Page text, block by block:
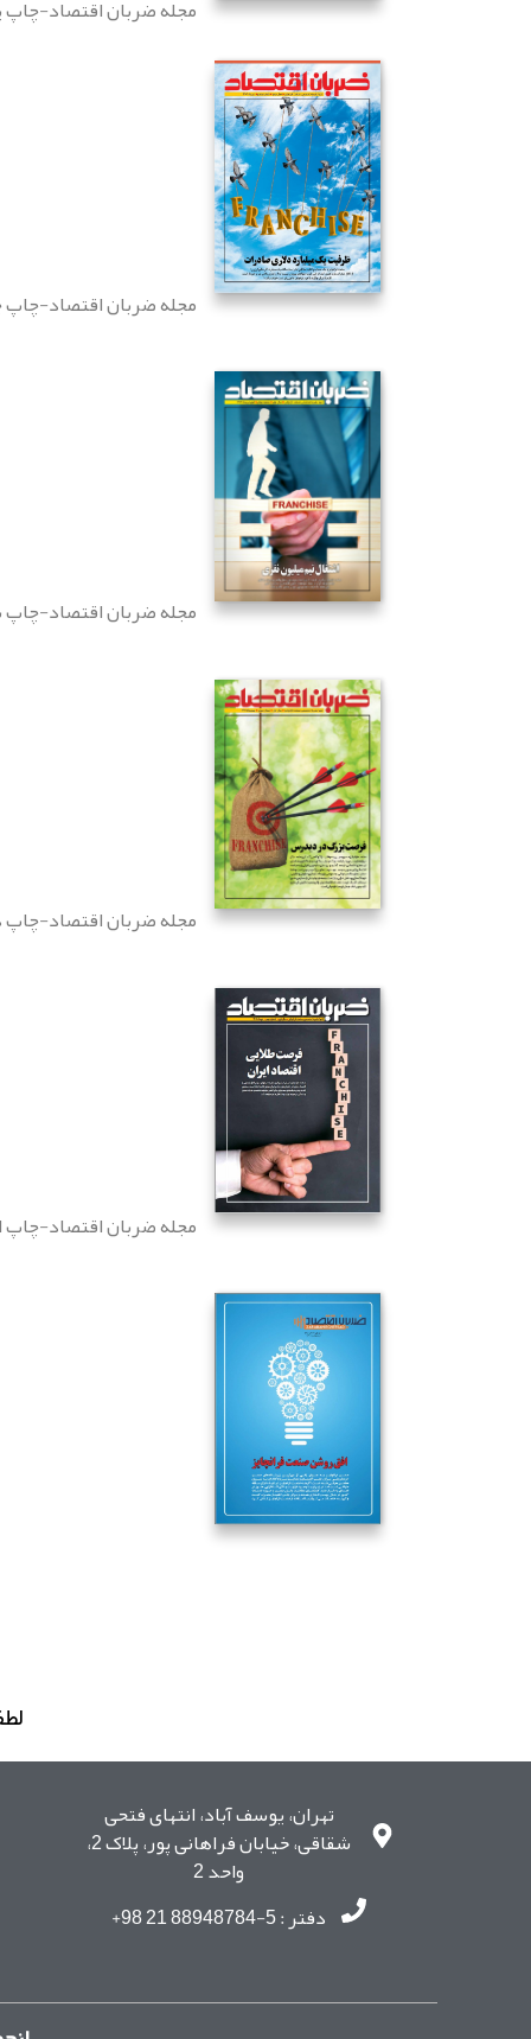
مجله ضربان اقتصاد-چاپ
مجله ضربان اقتصاد-چاپ
مجله ضربان اقتصاد-
مجله ضربان اقتصاد-
مجله ضربان اقتصاد-چاپ
تهران، یوسف آباد، انتهای فتحی
شقاقی، خیابان فراهانی پور، پلاک 2،
واحد 2
دفتر : 5-88948784 21 98+